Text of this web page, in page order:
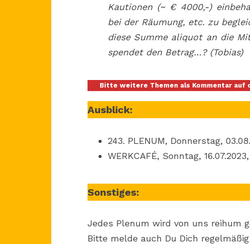
Kautionen (~ € 4000,-)
bei der Räumung, etc. zu
diese Summe aliquot an die
spendet den Betrag…? (Tobias)
Bitte weitere Themen als Kommentar auf
Ausblick:
243. PLENUM, Donnerstag,
WERKCAFÉ, Sonntag,
Sonstiges:
Jedes Plenum wird von uns reihum
Bitte melde auch Du Dich